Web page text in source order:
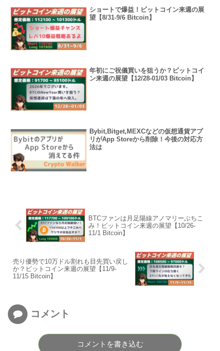
ショートで爆益！ビットコイン来週の展
望【8/31-9/6 Bitcoin】
年初にご祝儀買いを狙うか？ビットコイ
ン来週の展望【12/28-01/03 Bitcoin】
Bybit,Bitget,MEXCなどの仮想通貨アプ
リがApp Storeから削除！今後の対応方
法は
BTCファンは月足陽線アノマリーぶちこ
み！ビットコイン来週の展望【10/26-
11/1 Bitcoin】
売り優勢で10万ドル割れも目先買い戻し
か？ビットコイン来週の展望【11/9-
11/15 Bitcoin】
コメント
コメントを書き込む